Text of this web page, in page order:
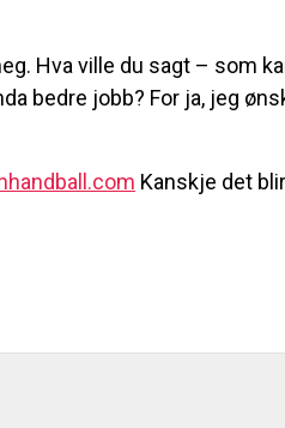
Hva ville du sagt – som
bedre jobb? For ja, jeg
Kanskje det